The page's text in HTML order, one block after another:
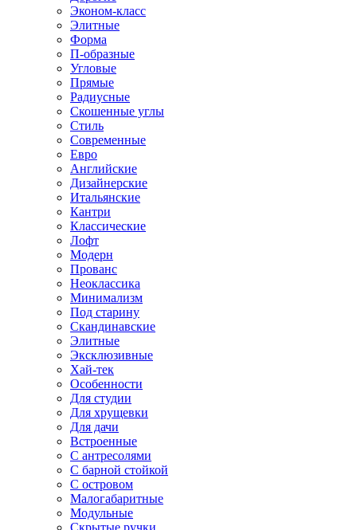
Эконом-класс
Элитные
Форма
П-образные
Угловые
Прямые
Радиусные
Скошенные углы
Стиль
Современные
Евро
Английские
Дизайнерские
Итальянские
Кантри
Классические
Лофт
Модерн
Прованс
Неоклассика
Минимализм
Под старину
Скандинавские
Элитные
Эксклюзивные
Хай-тек
Особенности
Для студии
Для хрущевки
Для дачи
Встроенные
С антресолями
С барной стойкой
С островом
Малогабаритные
Модульные
Скрытые ручки